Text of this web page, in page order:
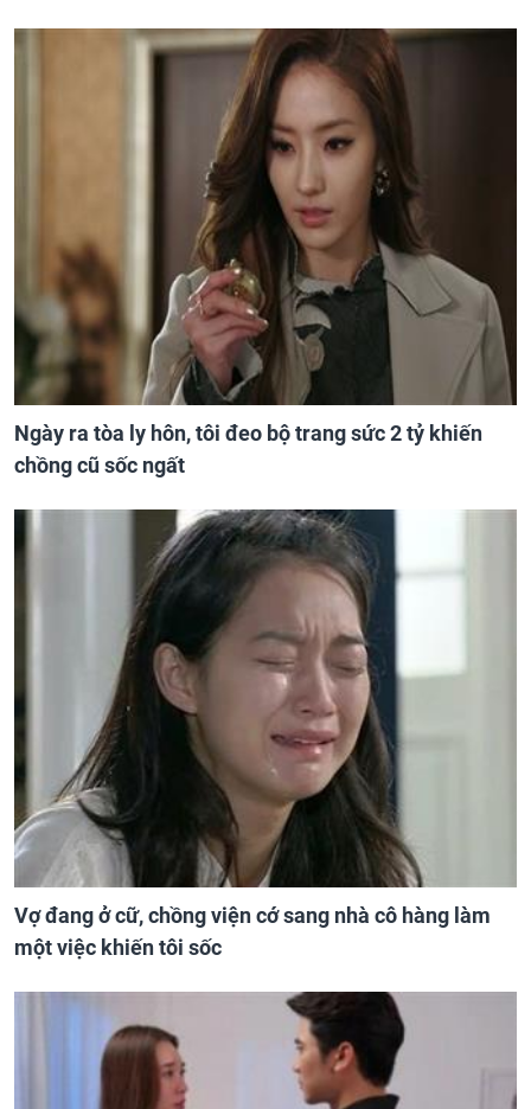
Ngày ra tòa ly hôn, tôi đeo bộ trang sức 2 tỷ khiến
chồng cũ sốc ngất
Vợ đang ở cữ, chồng viện cớ sang nhà cô hàng làm
một việc khiến tôi sốc